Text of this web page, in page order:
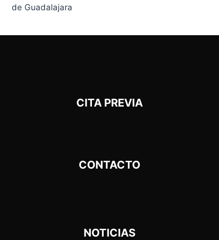
de Guadalajara
CITA PREVIA
CONTACTO
NOTICIAS